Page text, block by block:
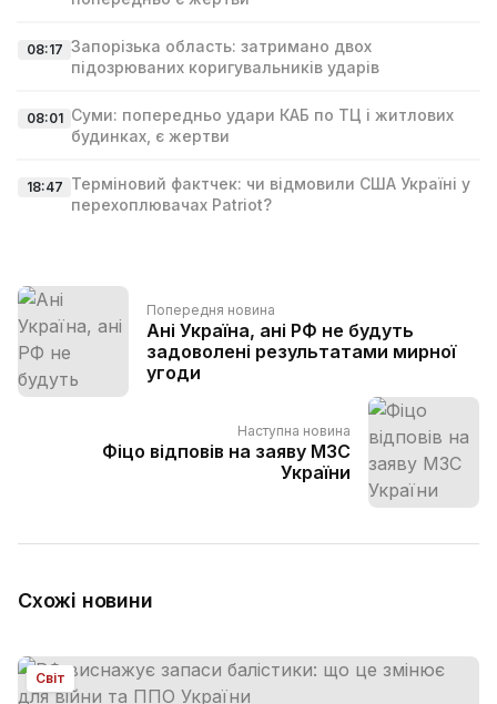
08:17 Запорізька область: затримано двох
підозрюваних коригувальників ударів
08:01 Суми: попередньо удари КАБ по ТЦ і житлових
будинках, є жертви
18:47 Терміновий фактчек: чи відмовили США Україні у
перехоплювачах Patriot?
Попередня новина
Ані Україна, ані РФ не будуть
задоволені результатами мирної
угоди
Наступна новина
Фіцо відповів на заяву МЗС
України
Схожі новини
Світ